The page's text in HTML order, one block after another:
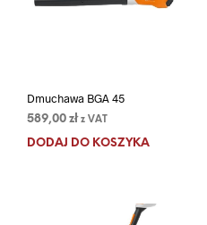
Dmuchawa BGA 45
589,00 zł z VAT
DODAJ DO KOSZYKA